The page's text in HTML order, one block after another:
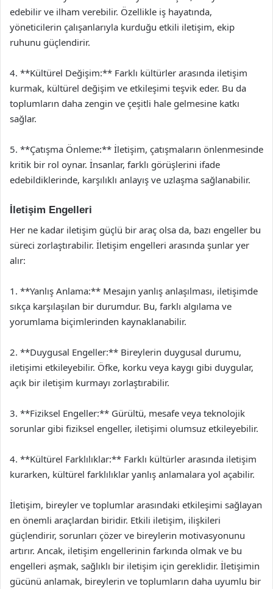
edebilir ve ilham verebilir. Özellikle iş hayatında,
yöneticilerin çalışanlarıyla kurduğu etkili iletişim, ekip
ruhunu güçlendirir.
4. **Kültürel Değişim:** Farklı kültürler arasında iletişim
kurmak, kültürel değişim ve etkileşimi teşvik eder. Bu da
toplumların daha zengin ve çeşitli hale gelmesine katkı
sağlar.
5. **Çatışma Önleme:** İletişim, çatışmaların önlenmesinde
kritik bir rol oynar. İnsanlar, farklı görüşlerini ifade
edebildiklerinde, karşılıklı anlayış ve uzlaşma sağlanabilir.
İletişim Engelleri
Her ne kadar iletişim güçlü bir araç olsa da, bazı engeller bu
süreci zorlaştırabilir. İletişim engelleri arasında şunlar yer
alır:
1. **Yanlış Anlama:** Mesajın yanlış anlaşılması, iletişimde
sıkça karşılaşılan bir durumdur. Bu, farklı algılama ve
yorumlama biçimlerinden kaynaklanabilir.
2. **Duygusal Engeller:** Bireylerin duygusal durumu,
iletişimi etkileyebilir. Öfke, korku veya kaygı gibi duygular,
açık bir iletişim kurmayı zorlaştırabilir.
3. **Fiziksel Engeller:** Gürültü, mesafe veya teknolojik
sorunlar gibi fiziksel engeller, iletişimi olumsuz etkileyebilir.
4. **Kültürel Farklılıklar:** Farklı kültürler arasında iletişim
kurarken, kültürel farklılıklar yanlış anlamalara yol açabilir.
İletişim, bireyler ve toplumlar arasındaki etkileşimi sağlayan
en önemli araçlardan biridir. Etkili iletişim, ilişkileri
güçlendirir, sorunları çözer ve bireylerin motivasyonunu
artırır. Ancak, iletişim engellerinin farkında olmak ve bu
engelleri aşmak, sağlıklı bir iletişim için gereklidir. İletişimin
gücünü anlamak, bireylerin ve toplumların daha uyumlu bir